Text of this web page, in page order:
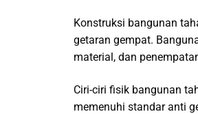
Konstruksi bangunan
getaran gempat.
material, dan
Ciri-ciri fisik bangunan
memenuhi standar anti